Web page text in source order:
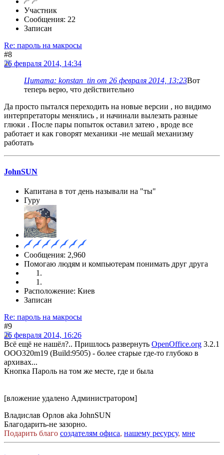
Участник
Сообщения: 22
Записан
Re: пароль на макросы
#8
26 февраля 2014, 14:34
Цитата: konstan_tin от 26 февраля 2014, 13:23Вот
теперь верю, что действительно
Да просто пытался переходить на новые версии , но видимо
интерпретаторы менялись , и начинали вылезать разные
глюки . После пары попыток оставил затею , вроде все
работает и как говорят механики -не мешай механизму
работать
JohnSUN
Капитана в тот день называли на "ты"
Гуру
Сообщения: 2,960
Помогаю людям и компьютерам понимать друг друга
Расположение: Киев
Записан
Re: пароль на макросы
#9
26 февраля 2014, 16:26
Всё ещё не нашёл?.. Пришлось развернуть OpenOffice.org 3.2.1
OOO320m19 (Build:9505) - более старые где-то глубоко в
архивах...
Кнопка Пароль на том же месте, где и была
[вложение удалено Администратором]
Владислав Орлов aka JohnSUN
Благодарить-не зазорно.
Подарить благо создателям офиса, нашему ресурсу, мне